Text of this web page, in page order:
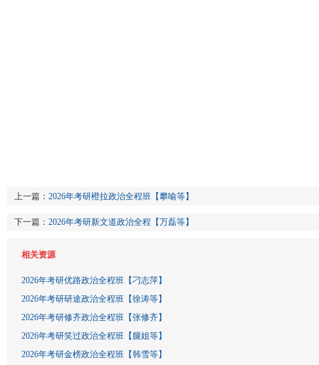
上一篇： 2026年考研橙拉政治全程班【攀喻等】
下一篇： 2026年考研新文道政治全程【万磊等】
相关资源
2026年考研优路政治全程班【刁志萍】
2026年考研研途政治全程班【徐涛等】
2026年考研修齐政治全程班【张修齐】
2026年考研笑过政治全程班【腿姐等】
2026年考研金榜政治全程班【韩雪等】